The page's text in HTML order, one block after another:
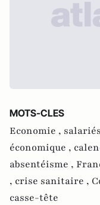
MOTS-CLES
Economie ,
économique ,
absentéisme ,
, crise sanitaire ,
casse-tête